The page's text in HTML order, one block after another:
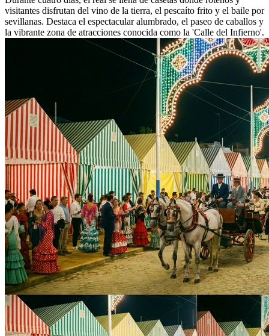
visitantes disfrutan del vino de la tierra, el pescaíto frito y el baile por
sevillanas. Destaca el espectacular alumbrado, el paseo de caballos y
la vibrante zona de atracciones conocida como la 'Calle del Infierno'.